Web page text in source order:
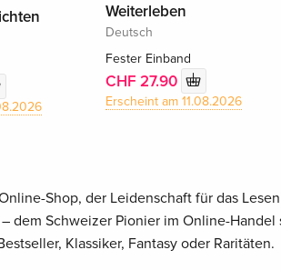
Weiterleben
Deutsch
Fester Einband
CHF 27.90
Erscheint am 11.08.2026
Shop, der Leidenschaft für das
dem Schweizer Pionier im Online-Handel
Klassiker, Fantasy oder Raritäten.